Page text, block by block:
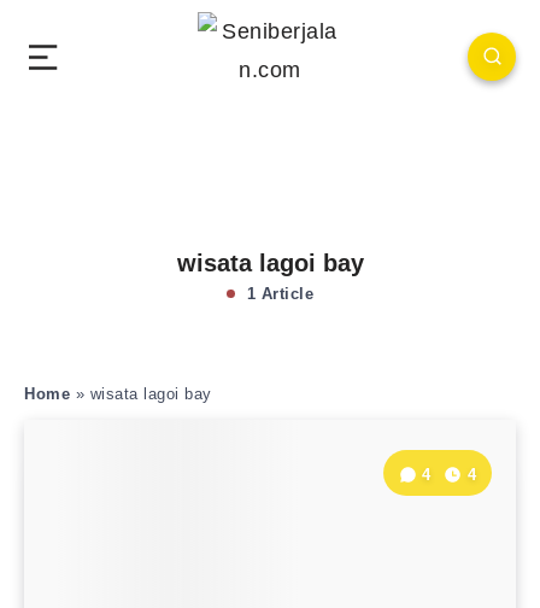
wisata lagoi bay
1 Article
Home » wisata lagoi bay
4 4